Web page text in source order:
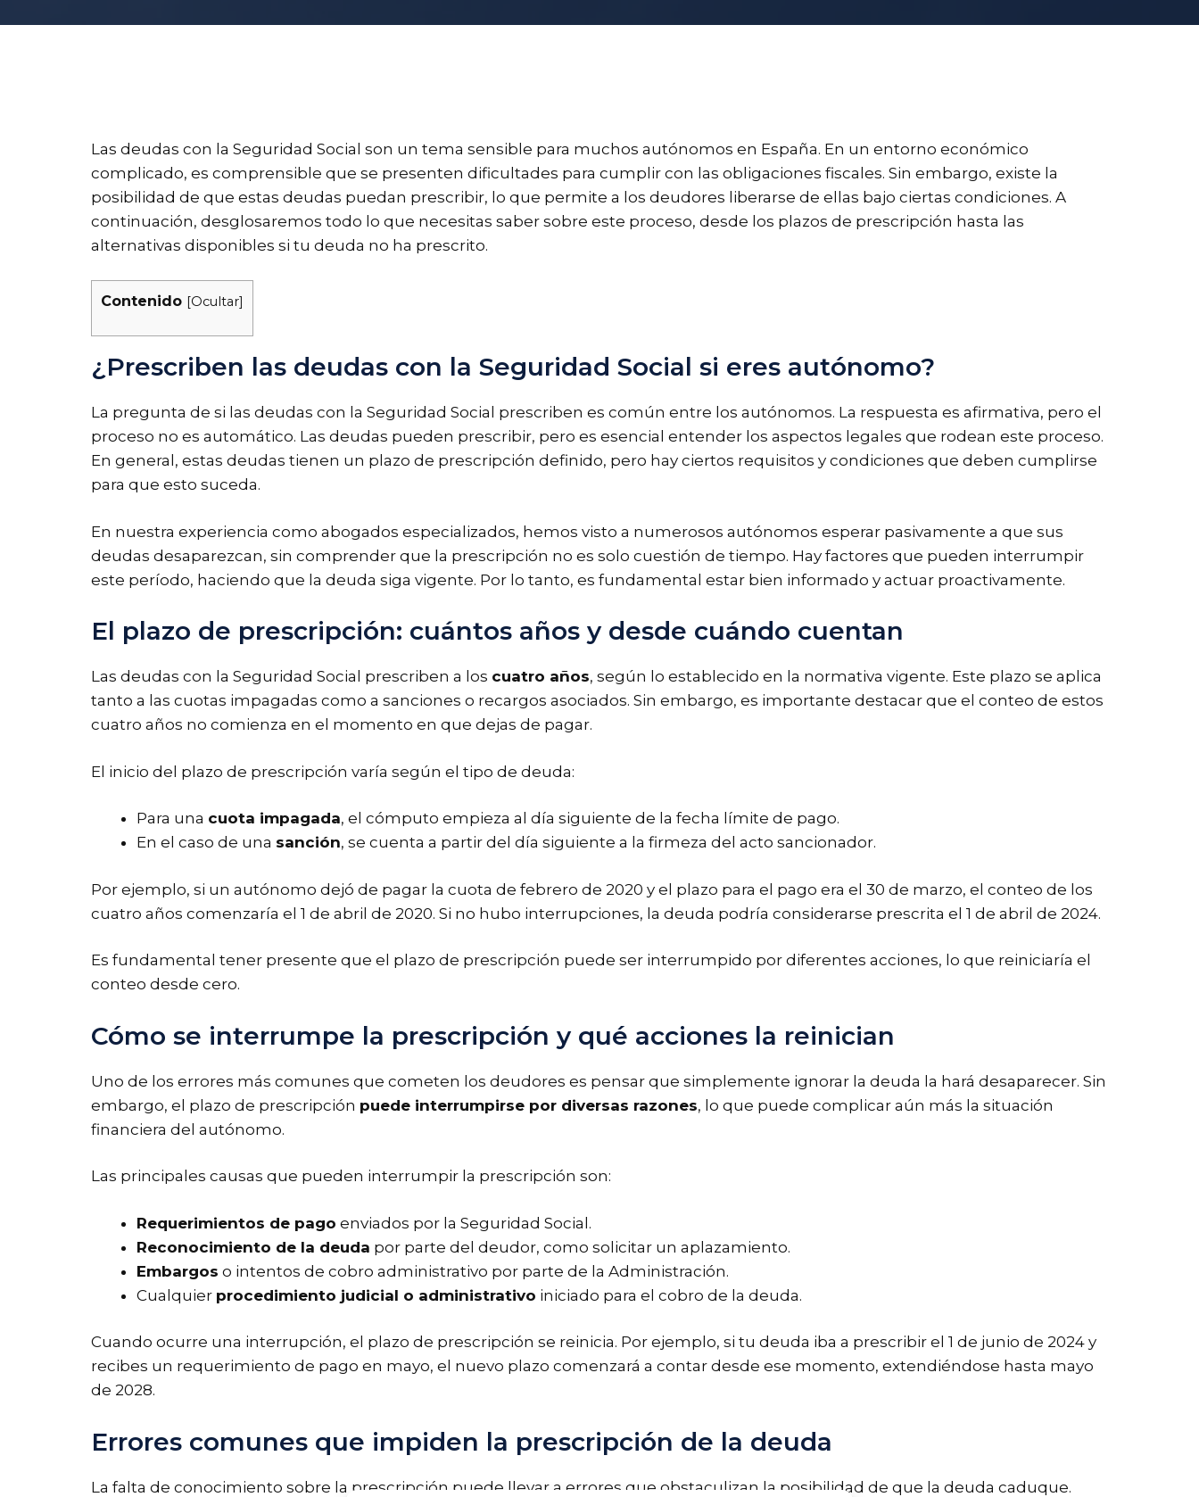
Las deudas con la Seguridad Social son un tema sensible para muchos autónomos en España. En un entorno económico
complicado, es comprensible que se presenten dificultades para cumplir con las obligaciones fiscales. Sin embargo, existe la
posibilidad de que estas deudas puedan prescribir, lo que permite a los deudores liberarse de ellas bajo ciertas condiciones. A
continuación, desglosaremos todo lo que necesitas saber sobre este proceso, desde los plazos de prescripción hasta las
alternativas disponibles si tu deuda no ha prescrito.
Contenido [Ocultar]
¿Prescriben las deudas con la Seguridad Social si eres autónomo?
La pregunta de si las deudas con la Seguridad Social prescriben es común entre los autónomos. La respuesta es afirmativa, pero el
proceso no es automático. Las deudas pueden prescribir, pero es esencial entender los aspectos legales que rodean este proceso.
En general, estas deudas tienen un plazo de prescripción definido, pero hay ciertos requisitos y condiciones que deben cumplirse
para que esto suceda.
En nuestra experiencia como abogados especializados, hemos visto a numerosos autónomos esperar pasivamente a que sus
deudas desaparezcan, sin comprender que la prescripción no es solo cuestión de tiempo. Hay factores que pueden interrumpir
este período, haciendo que la deuda siga vigente. Por lo tanto, es fundamental estar bien informado y actuar proactivamente.
El plazo de prescripción: cuántos años y desde cuándo cuentan
Las deudas con la Seguridad Social prescriben a los cuatro años, según lo establecido en la normativa vigente. Este plazo se aplica
tanto a las cuotas impagadas como a sanciones o recargos asociados. Sin embargo, es importante destacar que el conteo de estos
cuatro años no comienza en el momento en que dejas de pagar.
El inicio del plazo de prescripción varía según el tipo de deuda:
Para una cuota impagada, el cómputo empieza al día siguiente de la fecha límite de pago.
En el caso de una sanción, se cuenta a partir del día siguiente a la firmeza del acto sancionador.
Por ejemplo, si un autónomo dejó de pagar la cuota de febrero de 2020 y el plazo para el pago era el 30 de marzo, el conteo de los
cuatro años comenzaría el 1 de abril de 2020. Si no hubo interrupciones, la deuda podría considerarse prescrita el 1 de abril de 2024.
Es fundamental tener presente que el plazo de prescripción puede ser interrumpido por diferentes acciones, lo que reiniciaría el
conteo desde cero.
Cómo se interrumpe la prescripción y qué acciones la reinician
Uno de los errores más comunes que cometen los deudores es pensar que simplemente ignorar la deuda la hará desaparecer. Sin
embargo, el plazo de prescripción puede interrumpirse por diversas razones, lo que puede complicar aún más la situación
financiera del autónomo.
Las principales causas que pueden interrumpir la prescripción son:
Requerimientos de pago enviados por la Seguridad Social.
Reconocimiento de la deuda por parte del deudor, como solicitar un aplazamiento.
Embargos o intentos de cobro administrativo por parte de la Administración.
Cualquier procedimiento judicial o administrativo iniciado para el cobro de la deuda.
Cuando ocurre una interrupción, el plazo de prescripción se reinicia. Por ejemplo, si tu deuda iba a prescribir el 1 de junio de 2024 y
recibes un requerimiento de pago en mayo, el nuevo plazo comenzará a contar desde ese momento, extendiéndose hasta mayo
de 2028.
Errores comunes que impiden la prescripción de la deuda
La falta de conocimiento sobre la prescripción puede llevar a errores que obstaculizan la posibilidad de que la deuda caduque.